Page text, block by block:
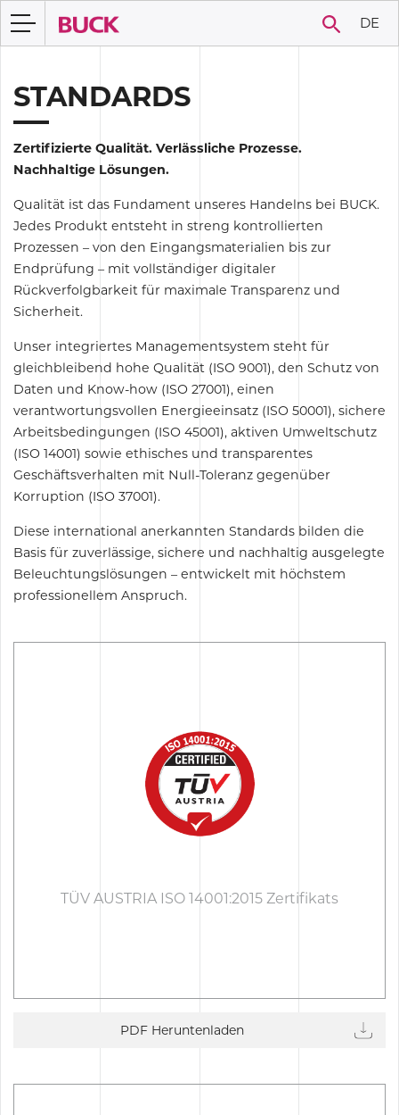
DE
STANDARDS
Zertifizierte Qualität. Verlässliche Prozesse.
Nachhaltige Lösungen.
Qualität ist das Fundament unseres Handelns bei BUCK.
Jedes Produkt entsteht in streng kontrollierten
Prozessen – von den Eingangsmaterialien bis zur
Endprüfung – mit vollständiger digitaler
Rückverfolgbarkeit für maximale Transparenz und
Sicherheit.
Unser integriertes Managementsystem steht für
gleichbleibend hohe Qualität (ISO 9001), den Schutz von
Daten und Know-how (ISO 27001), einen
verantwortungsvollen Energieeinsatz (ISO 50001), sichere
Arbeitsbedingungen (ISO 45001), aktiven Umweltschutz
(ISO 14001) sowie ethisches und transparentes
Geschäftsverhalten mit Null-Toleranz gegenüber
Korruption (ISO 37001).
Diese international anerkannten Standards bilden die
Basis für zuverlässige, sichere und nachhaltig ausgelegte
Beleuchtungslösungen – entwickelt mit höchstem
professionellem Anspruch.
TÜV AUSTRIA ISO 14001:2015 Zertifikats
PDF Heruntenladen